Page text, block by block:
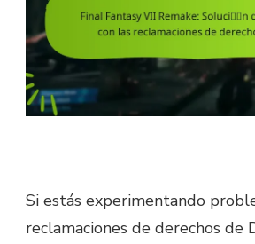
LAS
RECLAMACIONES
DE
DERECHOS
DLC
Si estás experimentando
reclamaciones de derechos de